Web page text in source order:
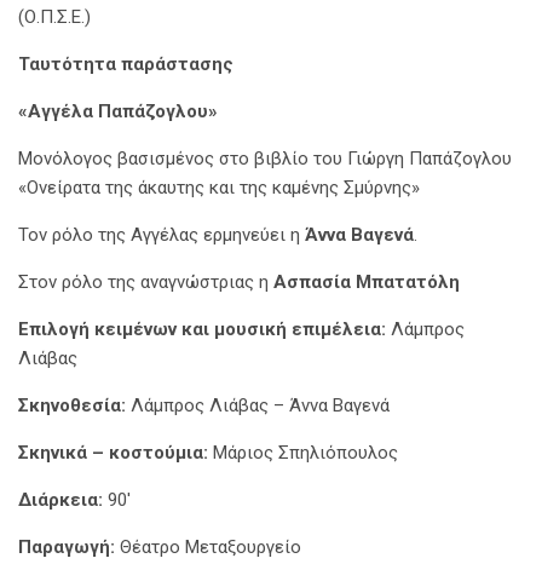
(Ο.Π.Σ.Ε.)
Ταυτότητα παράστασης
«Αγγέλα Παπάζογλου»
Μονόλογος βασισμένος στο βιβλίο του Γιώργη Παπάζογλου
«Ονείρατα της άκαυτης και της καμένης Σμύρνης»
Τον ρόλο της Αγγέλας ερμηνεύει η Άννα Βαγενά.
Στον ρόλο της αναγνώστριας η Ασπασία Μπατατόλη
Επιλογή κειμένων και μουσική επιμέλεια: Λάμπρος
Λιάβας
Σκηνοθεσία: Λάμπρος Λιάβας – Άννα Βαγενά
Σκηνικά – κοστούμια: Μάριος Σπηλιόπουλος
Διάρκεια: 90′
Παραγωγή: Θέατρο Μεταξουργείο